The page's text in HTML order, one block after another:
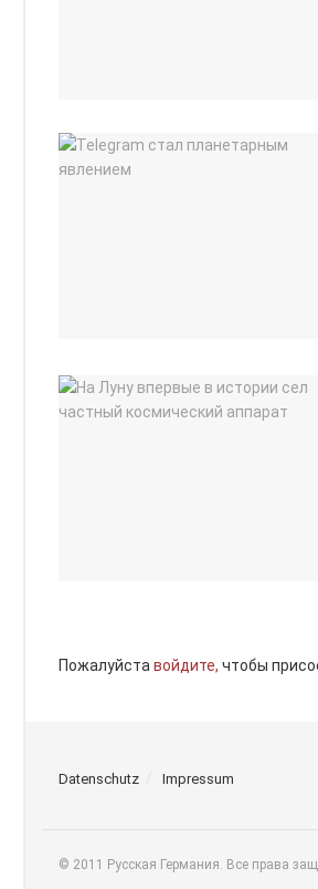
Пожалуйста войдите, чтобы
Datenschutz Impressum
© 2011 Русская Германия. Все права